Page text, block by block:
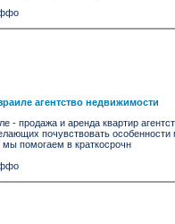
агентство недвижимости
- продажа и аренда квартир
почувствовать особенности
помогаем в краткосрочн